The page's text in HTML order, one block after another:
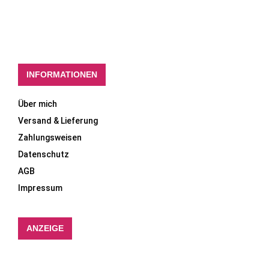
INFORMATIONEN
Über mich
Versand & Lieferung
Zahlungsweisen
Datenschutz
AGB
Impressum
ANZEIGE